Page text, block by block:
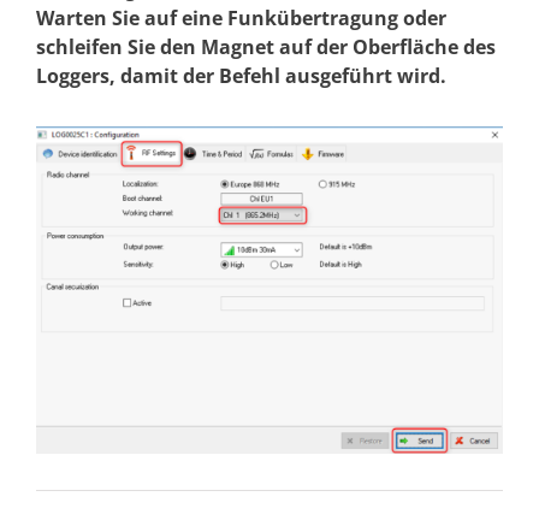
Warten Sie auf eine Funkübertragung oder
schleifen Sie den Magnet auf der Oberfläche des
Loggers, damit der Befehl ausgeführt wird.